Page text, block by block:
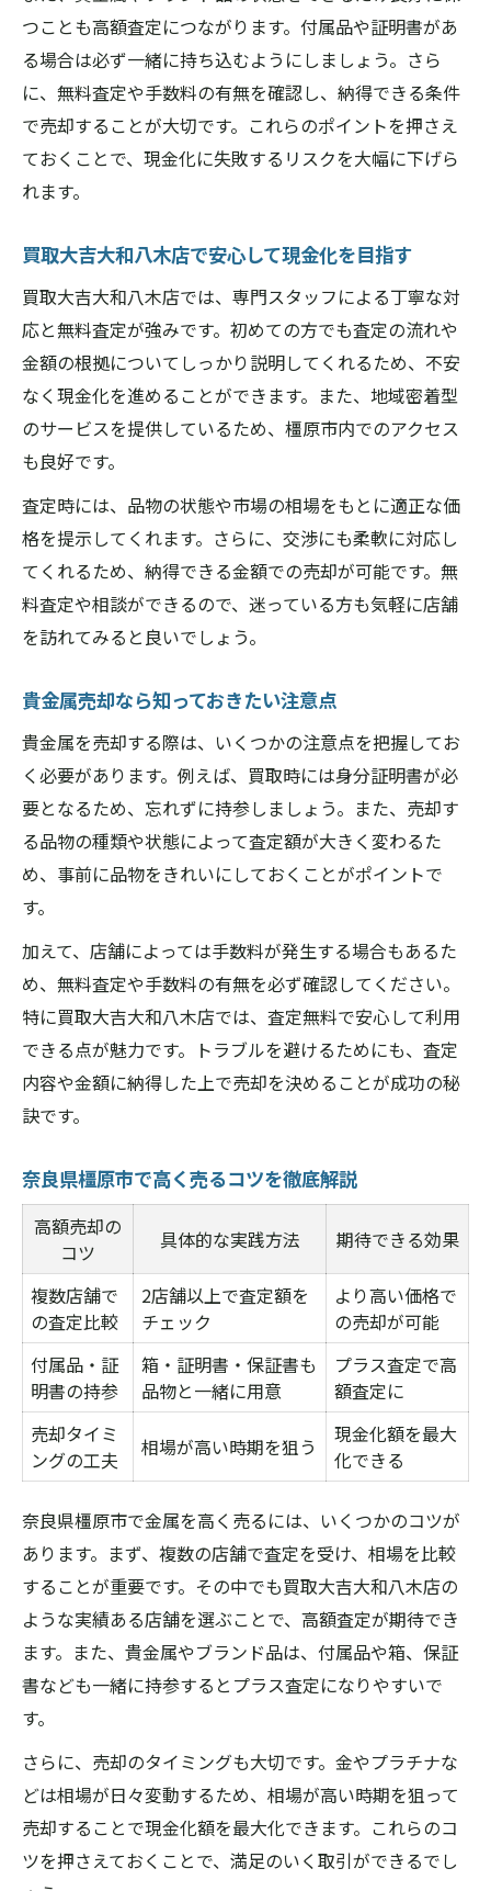
る秘訣
相場を見極めるための情報収集法
高額査定を引き出すテクニック
橿原市で納得できる現金化の流れを解説
納得できる現金化のための準備方法
現金化時に必要な書類や持ち物とは
スムーズな手続きのためのポイント
つことも高額査定につながります。付属品や証明書があ
る場合は必ず一緒に持ち込むようにしましょう。さら
に、無料査定や手数料の有無を確認し、納得できる条件
で売却することが大切です。これらのポイントを押さえ
ておくことで、現金化に失敗するリスクを大幅に下げら
れます。
買取大吉大和八木店で安心して現金化を目指す
買取大吉大和八木店では、専門スタッフによる丁寧な対
応と無料査定が強みです。初めての方でも査定の流れや
金額の根拠についてしっかり説明してくれるため、不安
なく現金化を進めることができます。また、地域密着型
のサービスを提供しているため、橿原市内でのアクセス
も良好です。
査定時には、品物の状態や市場の相場をもとに適正な価
格を提示してくれます。さらに、交渉にも柔軟に対応し
てくれるため、納得できる金額での売却が可能です。無
料査定や相談ができるので、迷っている方も気軽に店舗
を訪れてみると良いでしょう。
貴金属売却なら知っておきたい注意点
貴金属を売却する際は、いくつかの注意点を把握してお
く必要があります。例えば、買取時には身分証明書が必
要となるため、忘れずに持参しましょう。また、売却す
る品物の種類や状態によって査定額が大きく変わるた
め、事前に品物をきれいにしておくことがポイントで
す。
加えて、店舗によっては手数料が発生する場合もあるた
め、無料査定や手数料の有無を必ず確認してください。
特に買取大吉大和八木店では、査定無料で安心して利用
できる点が魅力です。トラブルを避けるためにも、査定
内容や金額に納得した上で売却を決めることが成功の秘
訣です。
奈良県橿原市で高く売るコツを徹底解説
高額売却の
コツ
具体的な実践方法 期待できる効果
複数店舗で
の査定比較
2店舗以上で査定額を
チェック
より高い価格で
の売却が可能
付属品・証
明書の持参
箱・証明書・保証書も
品物と一緒に用意
プラス査定で高
額査定に
売却タイミ
ングの工夫
相場が高い時期を狙う
現金化額を最大
化できる
奈良県橿原市で金属を高く売るには、いくつかのコツが
あります。まず、複数の店舗で査定を受け、相場を比較
することが重要です。その中でも買取大吉大和八木店の
ような実績ある店舗を選ぶことで、高額査定が期待でき
ます。また、貴金属やブランド品は、付属品や箱、保証
書なども一緒に持参するとプラス査定になりやすいで
す。
さらに、売却のタイミングも大切です。金やプラチナな
どは相場が日々変動するため、相場が高い時期を狙って
売却することで現金化額を最大化できます。これらのコ
ツを押さえておくことで、満足のいく取引ができるでし